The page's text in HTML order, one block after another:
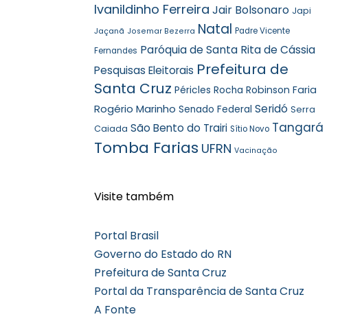
Ivanildinho Ferreira Jair Bolsonaro Japi
Jaçanã Josemar Bezerra Natal Padre Vicente
Fernandes Paróquia de Santa Rita de Cássia
Pesquisas Eleitorais Prefeitura de
Santa Cruz Péricles Rocha Robinson Faria
Rogério Marinho Senado Federal Seridó Serra
Caiada São Bento do Trairi Sítio Novo Tangará
Tomba Farias UFRN Vacinação
Visite também
Portal Brasil
Governo do Estado do RN
Prefeitura de Santa Cruz
Portal da Transparência de Santa Cruz
A Fonte